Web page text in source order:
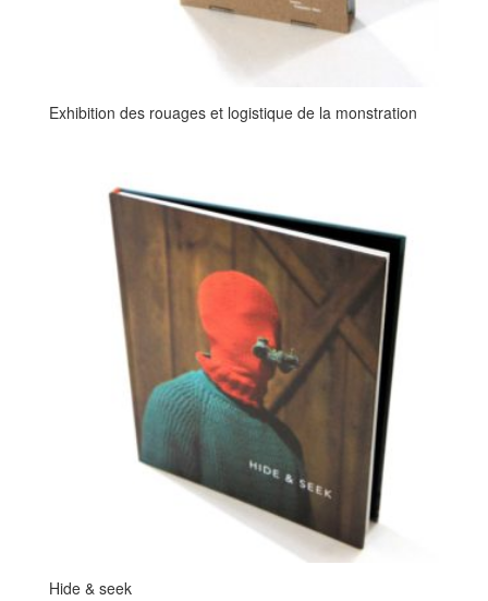
Exhibition des rouages et logistique de la monstration
Hide & seek